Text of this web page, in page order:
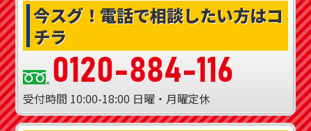
今スグ！ 電話で相談したい方はコ
チラ
0120-884-116
受付時間 10:00-18:00 日曜・月曜定休